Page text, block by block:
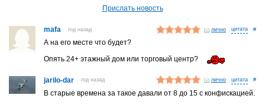
Прислать новость
mafa год назад лично #
А на его месте что будет?
Опять 24+ этажный дом или торговый центр?
jarilo-dar год назад лично #
В старые времена за такое давали от 8 до 15 с конфискацией.